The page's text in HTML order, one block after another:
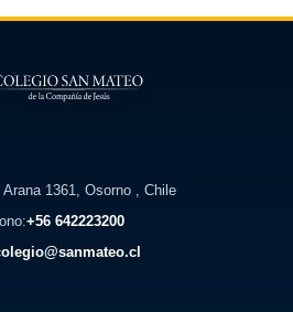
Arana 1361, Osorno , Chile
+56 642223200